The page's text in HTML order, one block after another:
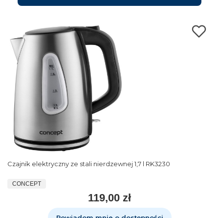
Czajnik elektryczny ze stali nierdzewnej 1,7 l RK3230
CONCEPT
119,00 zł